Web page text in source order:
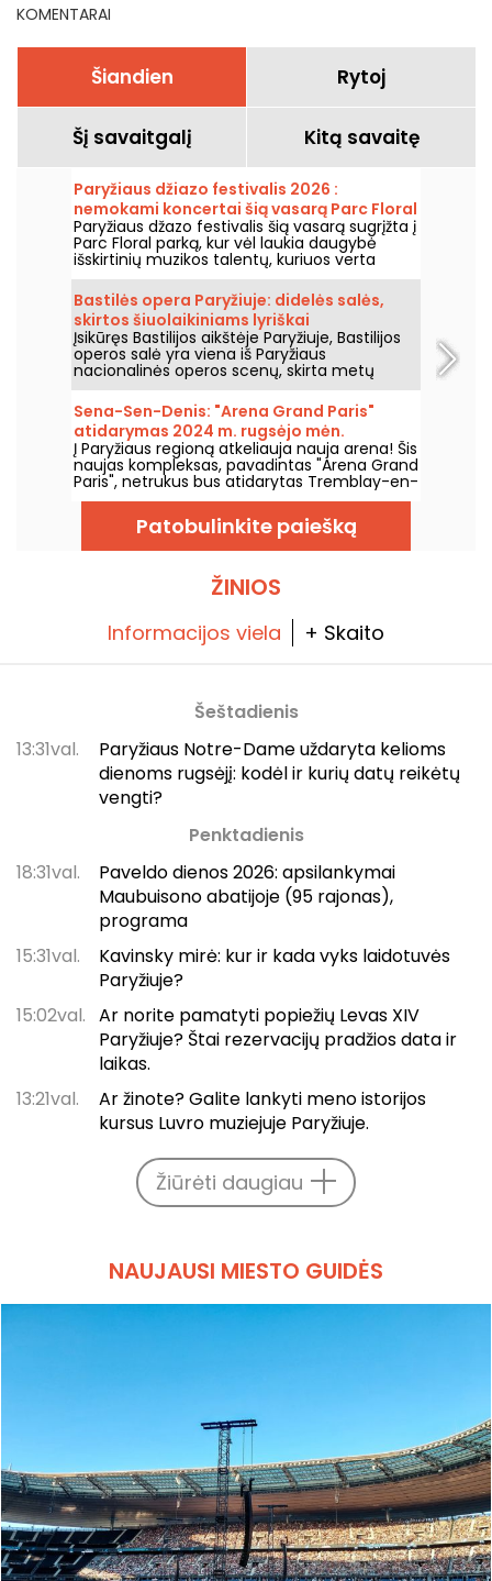
KOMENTARAI
Šiandien Rytoj
Šį savaitgalį Kitą savaitę
Paryžiaus džiazo festivalis 2026 :
nemokami koncertai šią vasarą Parc Floral
grįžta, programa
Paryžiaus džazo festivalis šią vasarą sugrįžta į
Parc Floral parką, kur vėl laukia daugybė
išskirtinių muzikos talentų, kuriuos verta
pamatyti ir išgirsti įspūdingo kaimo ramybės
fone. Štai nemokamų koncertų programa,
kurią kviečiame atrasti nuo 2026 m. birželio
24 d. iki 2026 m. rugsėjo 6 d.
Bastilės opera Paryžiuje: didelės salės,
skirtos šiuolaikiniams lyriškai
spektakliams
Įsikūręs Bastilijos aikštėje Paryžiuje, Bastilijos
operos salė yra viena iš Paryžiaus
nacionalinės operos scenų, skirta metų
bėgyje rengti operas ir baletus. Atidaryta
1989 metais, ši šiuolaikinė architektūros
erdvė pritraukia plačią auditoriją ir tampa
svarbiu tašku, kur sužinoti apie šalies lyriškus
ir choreografinius pasirodymus sostinėje.
Sena-Sen-Denis: "Arena Grand Paris"
atidarymas 2024 m. rugsėjo mėn.
Į Paryžiaus regioną atkeliauja nauja arena! Šis
naujas kompleksas, pavadintas "Arena Grand
Paris", netrukus bus atidarytas Tremblay-en-
France, Seine-Saint-Denis, ir turės dvi 7000 ir
2000 vietų sales. Mes jums viską apie tai
papasakosime.Patobulinkite paiešką
ŽINIOS
Informacijos viela + Skaito
Šeštadienis
13:31val.
Paryžiaus Notre-Dame uždaryta kelioms
dienoms rugsėjį: kodėl ir kurių datų reikėtų
vengti?
Penktadienis
18:31val.
Paveldo dienos 2026: apsilankymai
Maubuisono abatijoje (95 rajonas),
programa
15:31val.
Kavinsky mirė: kur ir kada vyks laidotuvės
Paryžiuje?
15:02val. Ar norite pamatyti popiežių Levas XIV
Paryžiuje? Štai rezervacijų pradžios data ir
laikas.
13:21val.
Ar žinote? Galite lankyti meno istorijos
kursus Luvro muziejuje Paryžiuje.
Žiūrėti daugiau
NAUJAUSI MIESTO GUIDĖS